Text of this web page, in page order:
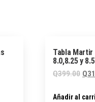
Tabla Martir
8.0,8.25 y
Q399.00 El
Q
Añadir al